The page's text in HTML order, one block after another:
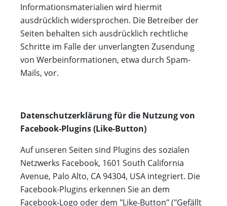
Informationsmaterialien wird hiermit
ausdrücklich widersprochen. Die Betreiber der
Seiten behalten sich ausdrücklich rechtliche
Schritte im Falle der unverlangten Zusendung
von Werbeinformationen, etwa durch Spam-
Mails, vor.
Datenschutzerklärung für die Nutzung von
Facebook-Plugins (Like-Button)
Auf unseren Seiten sind Plugins des sozialen
Netzwerks Facebook, 1601 South California
Avenue, Palo Alto, CA 94304, USA integriert. Die
Facebook-Plugins erkennen Sie an dem
Facebook-Logo oder dem "Like-Button" ("Gefällt